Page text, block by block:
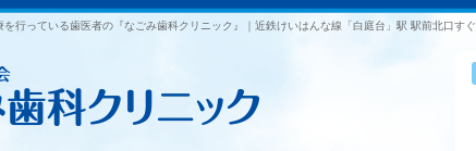
行っている歯医者の『なごみ歯科クリニック』｜近鉄けいはんな線「白庭台」駅 駅前北口すぐ